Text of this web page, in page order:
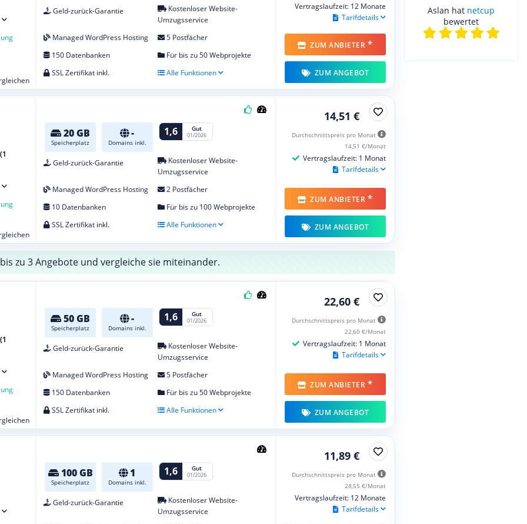
Geld-zurück-Garantie
Kostenloser Website-
Umzugsservice
Managed WordPress Hosting
5 Postfächer
150 Datenbanken
Für bis zu 50 Webprojekte
SSL Zertifikat inkl.
Alle Funktionen
Vertragslaufzeit: 12 Monate
Tarifdetails
ZUM ANBIETER *
ZUM ANGEBOT
20 GB
Speicherplatz
-
Domains inkl.
1,6 Gut
01/2026
Geld-zurück-Garantie
Kostenloser Website-
Umzugsservice
Managed WordPress Hosting
2 Postfächer
10 Datenbanken
Für bis zu 100 Webprojekte
SSL Zertifikat inkl.
Alle Funktionen
14,51 €
Durchschnittspreis pro Monat
14,51 €/Monat
Vertragslaufzeit: 1 Monat
Tarifdetails
ZUM ANBIETER *
ZUM ANGEBOT
zu 3 Angebote und vergleiche sie miteinander.
50 GB
Speicherplatz
-
Domains inkl.
1,6 Gut
01/2026
Geld-zurück-Garantie
Kostenloser Website-
Umzugsservice
Managed WordPress Hosting
5 Postfächer
150 Datenbanken
Für bis zu 50 Webprojekte
SSL Zertifikat inkl.
Alle Funktionen
22,60 €
Durchschnittspreis pro Monat
22,60 €/Monat
Vertragslaufzeit: 1 Monat
Tarifdetails
ZUM ANBIETER *
ZUM ANGEBOT
100 GB
Speicherplatz
1
Domains inkl.
1,6 Gut
01/2026
Geld-zurück-Garantie
Kostenloser Website-
Umzugsservice
11,89 €
Durchschnittspreis pro Monat
28,55 €/Monat
Vertragslaufzeit: 12 Monate
Tarifdetails
Aslan hat netcup
bewertet